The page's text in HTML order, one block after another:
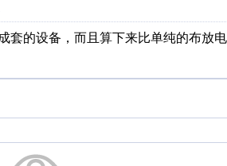
套的设备，而且算下来比单纯的布放